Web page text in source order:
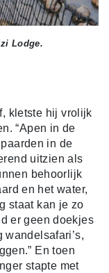
Lodge.
kletste hij vrolijk
“Apen in de
in de
uitzien als
behoorlijk
en het water,
staat kan je zo
er geen doekjes
wandelsafari’s,
En toen
stapte met